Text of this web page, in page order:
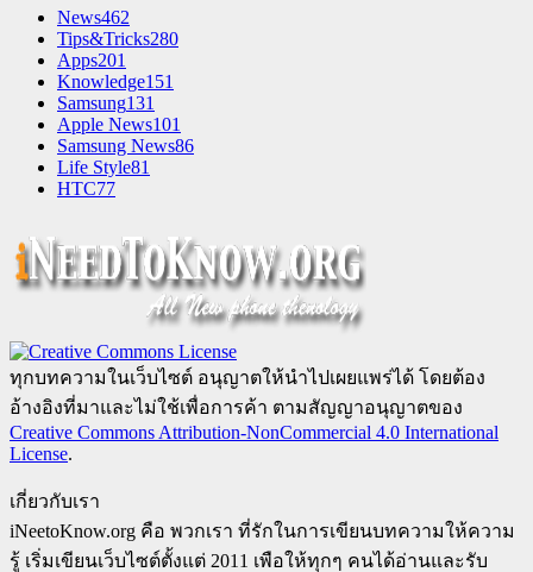
News462
Tips&Tricks280
Apps201
Knowledge151
Samsung131
Apple News101
Samsung News86
Life Style81
HTC77
ทุกบทความในเว็บไซต์ อนุญาตให้นำไปเผยแพร่ได้ โดยต้อง
อ้างอิงที่มาและไม่ใช้เพื่อการค้า ตามสัญญาอนุญาตของ
Creative Commons Attribution-NonCommercial 4.0 International
License.
เกี่ยวกับเรา
iNeetoKnow.org คือ พวกเรา ที่รักในการเขียนบทความให้ความ
รู้ เริ่มเขียนเว็บไซต์ตั้งแต่ 2011 เพือให้ทุกๆ คนได้อ่านและรับ